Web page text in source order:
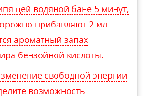
водяной бане 5 минут,
прибавляют 2 мл
ароматный запах
бензойной кислоты.
свободной энергии
возможность